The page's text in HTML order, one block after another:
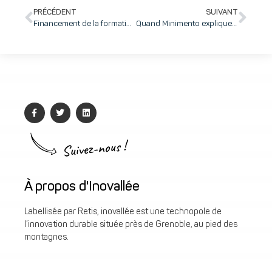
PRÉCÉDENT
Financement de la formation : rôle des OPCA, obligations légales et opportunités
SUIVANT
Quand Minimento explique comment booster sa communication avec le motion design, Dahub témoigne !
Suivez-nous !
À propos d'Inovallée
Labellisée par Retis, inovallée est une technopole de
l’innovation durable située près de Grenoble, au pied des
montagnes.